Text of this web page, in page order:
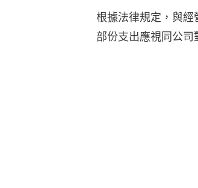
根據法律規定，與
部份支出應視同公司